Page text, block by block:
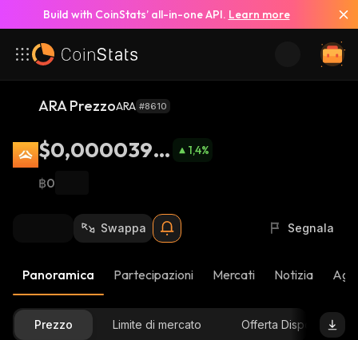
Build with CoinStats’ all-in-one API. Learn more
ARA PrezzoARA #8610
$0,0000399
5
1,4%
฿0
Swappa Segnala
Panoramica Partecipazioni Mercati Notizia
Prezzo Limite di mercato Offerta Disponibile